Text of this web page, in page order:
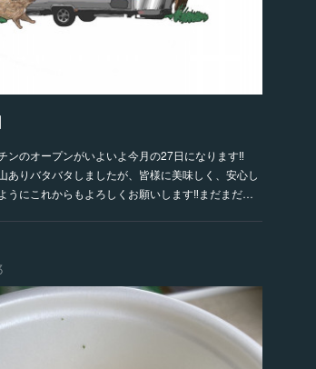
ンのオープンがいよいよ今月の27日になります‼️
ありバタバタしましたが、皆様に美味しく、安心し
うにこれからもよろしくお願いします‼️まだまだ…